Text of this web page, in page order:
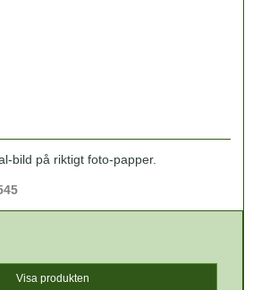
bild på riktigt foto-papper.
Visa produkten